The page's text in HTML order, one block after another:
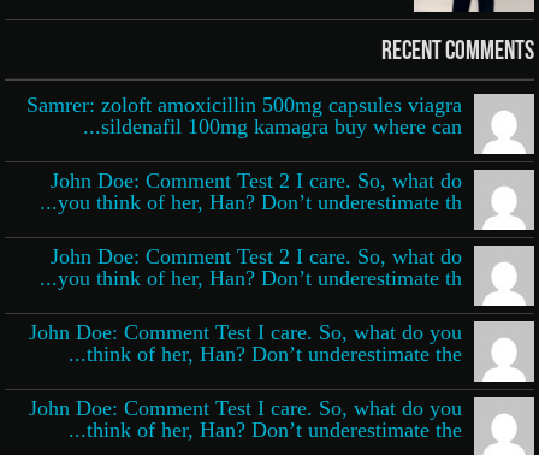
Recent Comments
Samrer: zoloft amoxicillin 500mg capsules viagra
sildenafil 100mg kamagra buy where can...
John Doe: Comment Test 2 I care. So, what do
you think of her, Han? Don’t underestimate th...
John Doe: Comment Test 2 I care. So, what do
you think of her, Han? Don’t underestimate th...
John Doe: Comment Test I care. So, what do you
think of her, Han? Don’t underestimate the...
John Doe: Comment Test I care. So, what do you
think of her, Han? Don’t underestimate the...